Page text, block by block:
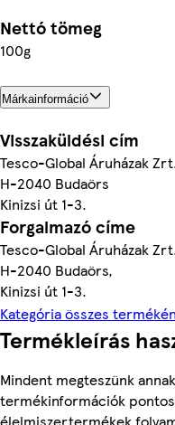
Nettó tömeg
100g
Márkainformáció
Visszaküldési cím
Tesco-Global Áruházak
H-2040 Budaörs
Kinizsi út 1-3.
Forgalmazó címe
Tesco-Global Áruházak
H-2040 Budaörs,
Kinizsi út 1-3.
Kategória összes
Termékleírás
Mindent megteszünk
termékinformációk